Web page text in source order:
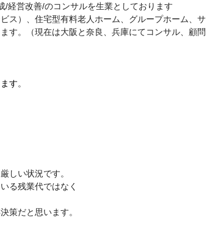
経営改善/のコンサルを生業としております
ス）、住宅型有料老人ホーム、グループホーム、サ
す。（現在は大阪と奈良、兵庫にてコンサル、顧問
す。
しい状況です。
る残業代ではなく
策だと思います。